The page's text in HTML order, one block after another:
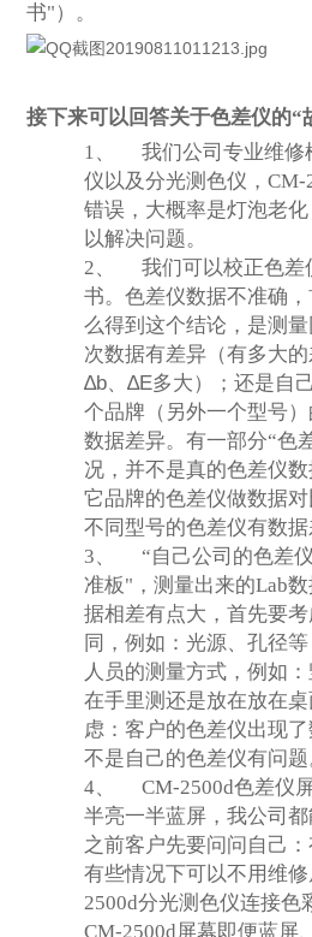
书"）。
接下来可以回答关于色差仪的“
1、
我们公司专业维
仪以及分光测色仪，CM-
错误，大概率是灯泡老
以解决问题。
2、
我们可以校正色差
书。色差仪数据不准确
么得到这个结论，是测
次数据有差异（有多大
∆b、∆E多大 ）；还是自
个品牌（另外一个型号
数据差异。有一部分“色
况，并不是真的色差仪
它品牌的色差仪做数据对
不同型号的色差仪有数据
3、
“自己公司的色差
准板"，测量出来的Lab
据相差有点大，首先要
同，例如：光源、孔径
人员的测量方式，例如
在手里测还是放在放在
虑：客户的色差仪出现
不是自己的色差仪有问题
4、
CM-2500d色差仪
半亮一半蓝屏，我公司
之前客户先要问问自己
有些情况下可以不用维
2500d分光测色仪连接色
CM-2500d屏幕即便蓝屏